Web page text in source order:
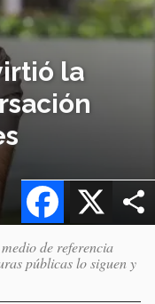
la
X
Facebook
de referencia
públicas lo siguen y